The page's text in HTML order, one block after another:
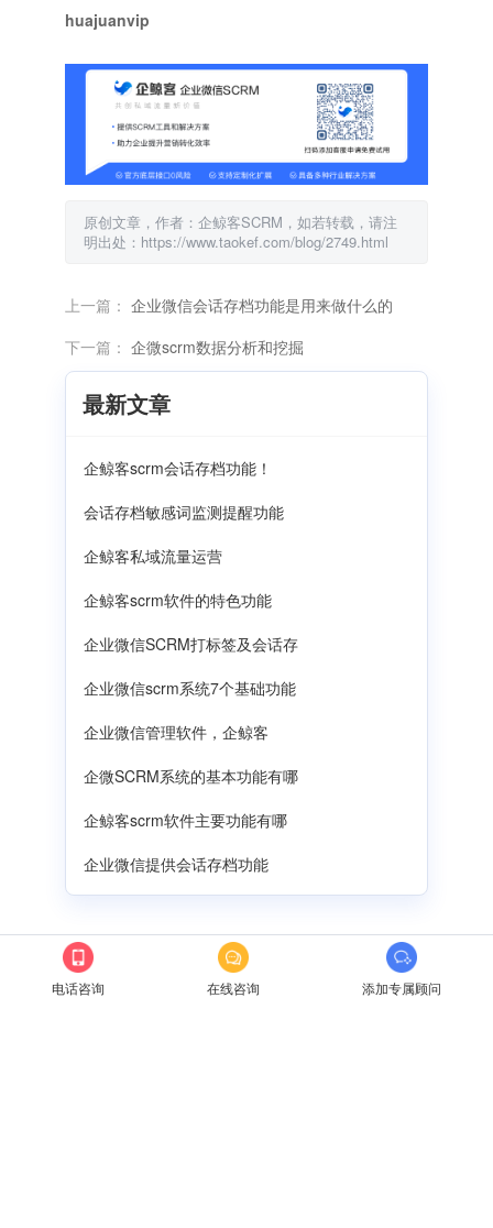
huajuanvip
原创文章，作者：企鲸客SCRM，如若转载，请注
明出处：https://www.taokef.com/blog/2749.html
上一篇： 企业微信会话存档功能是用来做什么的
下一篇： 企微scrm数据分析和挖掘
最新文章
企鲸客scrm会话存档功能！
会话存档敏感词监测提醒功能
企鲸客私域流量运营
企鲸客scrm软件的特色功能
企业微信SCRM打标签及会话存
企业微信scrm系统7个基础功能
企业微信管理软件，企鲸客
企微SCRM系统的基本功能有哪
企鲸客scrm软件主要功能有哪
企业微信提供会话存档功能
企鲸客SCRM
电话咨询 在线咨询 添加专属顾问